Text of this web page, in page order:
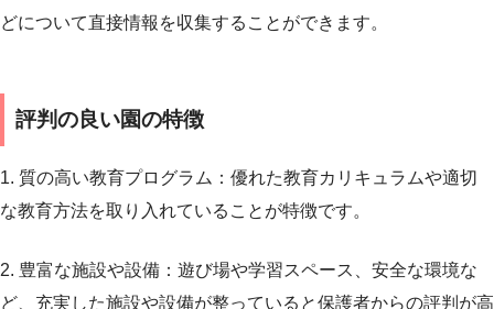
どについて直接情報を収集することができます。
評判の良い園の特徴
1. 質の高い教育プログラム：優れた教育カリキュラムや適切
な教育方法を取り入れていることが特徴です。
2. 豊富な施設や設備：遊び場や学習スペース、安全な環境な
ど、充実した施設や設備が整っていると保護者からの評判が高